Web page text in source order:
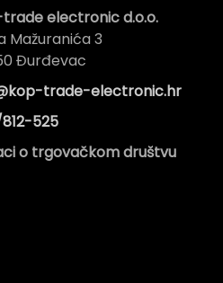
electronic d.o.o.
Mažuranića 3
Đurđevac
trade-electronic.hr
525
o trgovačkom društvu